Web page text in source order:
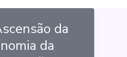
da
da